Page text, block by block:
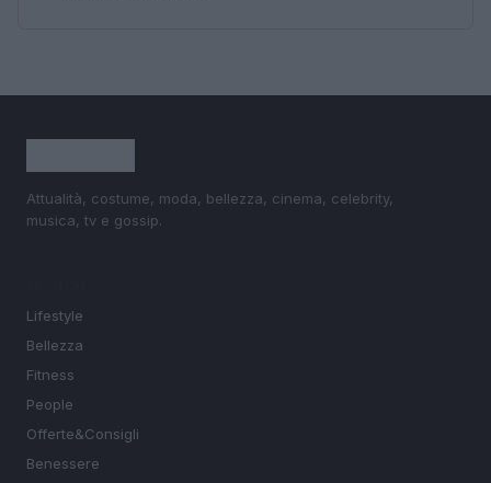
Attualità, costume, moda, bellezza, cinema, celebrity,
musica, tv e gossip.
Lifestyle
Bellezza
Fitness
People
Offerte&Consigli
Benessere